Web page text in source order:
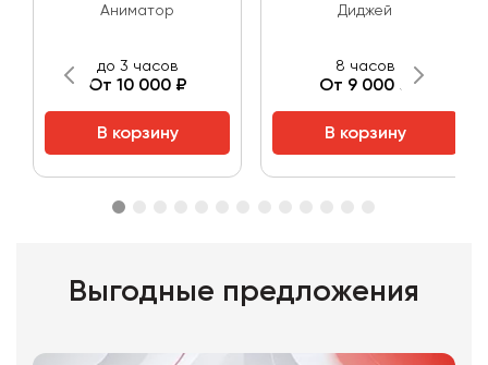
Аниматор
до 3 часов
От 10 000 ₽
В корзину
Диджей
8 часов
От 9 000 ₽
В корзину
Выгодные предложения